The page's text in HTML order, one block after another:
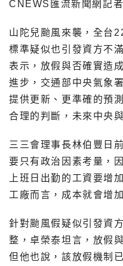
CNEWS匯流新聞網記
山陀兒颱風來襲，全台
標準疑似也引發資方不
表示，放假與否確實造
進步，交通部中央氣象
提供更新、更準確的預
合理的判斷，未來中央
三三會理事長林伯豐日
要只有政治因素考量，
上班日出勤的工資要增
工廠而言，成本就會增
針對颱風假疑似引發資
整，卓榮泰坦言，放假
但他也說，該放假機制